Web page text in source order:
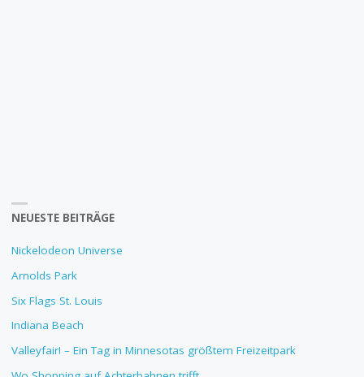
NEUESTE BEITRÄGE
Nickelodeon Universe
Arnolds Park
Six Flags St. Louis
Indiana Beach
Valleyfair! – Ein Tag in Minnesotas größtem Freizeitpark